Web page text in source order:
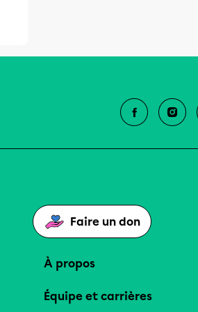
Faire un don
À propos
Équipe et carrières